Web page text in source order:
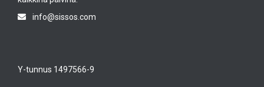
info@sissos.com
Y-tunnus 1497566-9